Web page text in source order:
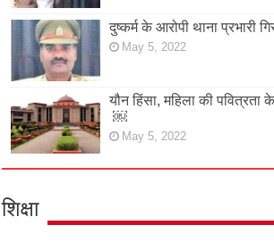
दुष्कर्म के आरोपी थाना प्रभारी
May 5, 2022
यौन हिंसा, महिला की
￼
May 5, 2022
शिक्षा